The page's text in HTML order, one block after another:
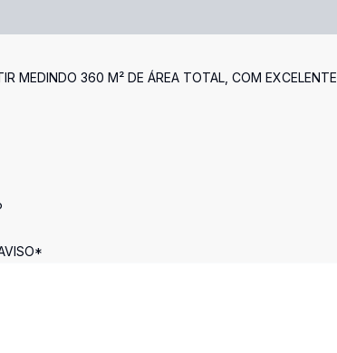
MEDINDO 360 M² DE ÁREA TOTAL, COM EXCELENTE